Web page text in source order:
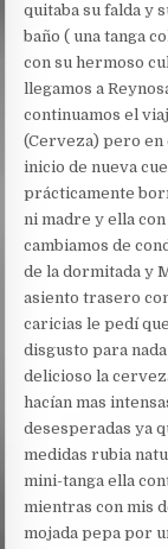
quitaba su falda y
baño ( una tanga
con su hermoso
llegamos a
continuamos el
(Cerveza) pero en
inicio de nueva
prácticamente
ni madre y ella
cambiamos de
de la dormitada y
asiento trasero
caricias le pedí
disgusto para
delicioso la
hacían mas
desesperadas ya
medidas rubia
mini-tanga ella
mientras con mis
mojada pepa por